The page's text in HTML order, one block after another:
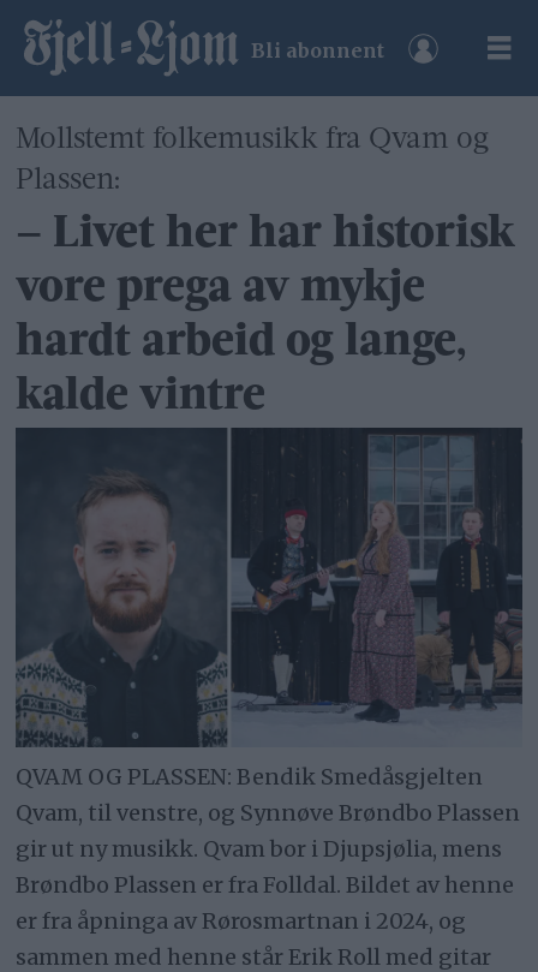
Bli abonnent
Mollstemt folkemusikk fra Qvam og
Plassen:
– Livet her har historisk
vore prega av mykje
hardt arbeid og lange,
kalde vintre
QVAM OG PLASSEN: Bendik Smedåsgjelten
Qvam, til venstre, og Synnøve Brøndbo Plassen
gir ut ny musikk. Qvam bor i Djupsjølia, mens
Brøndbo Plassen er fra Folldal. Bildet av henne
er fra åpninga av Rørosmartnan i 2024, og
sammen med henne står Erik Roll med gitar